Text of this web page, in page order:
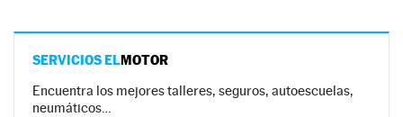
SERVICIOS ELMOTOR
Encuentra los mejores talleres, seguros, autoescuelas,
neumáticos…